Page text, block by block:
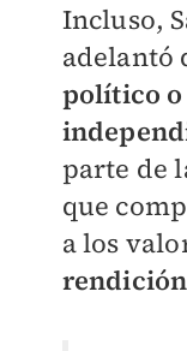
Incluso,
adelantó
político
parte de
que
a los